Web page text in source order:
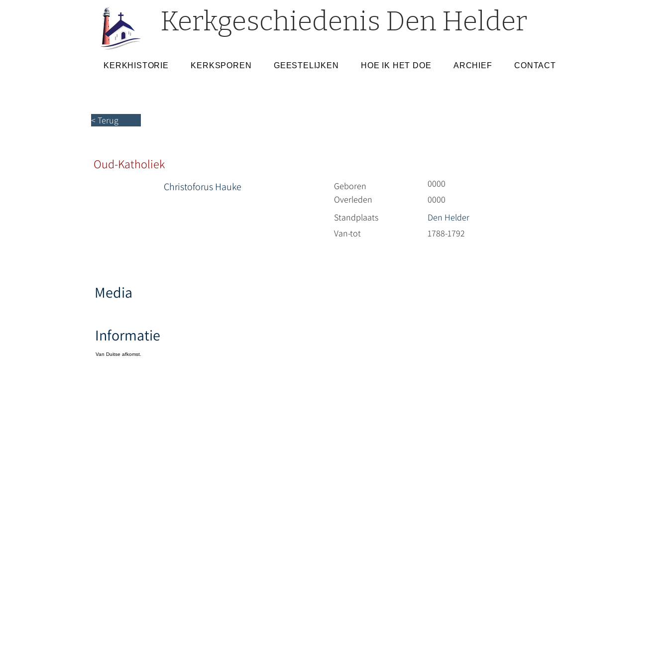
Kerkgeschiedenis Den Helder
KERKHISTORIE KERKSPOREN GEESTELIJKEN HOE IK HET DOE ARCHIEF CONTACT
< Terug
Oud-Katholiek
Christoforus Hauke
Geboren
Overleden
Standplaats
Van-tot
0000
0000
Den Helder
1788-1792
Media
Informatie
Van Duitse afkomst.